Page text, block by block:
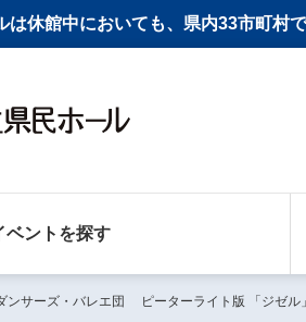
は休館中においても、県内33市町村
ベントを探す
ンサーズ・バレエ団 ピーターライト版 「ジゼル